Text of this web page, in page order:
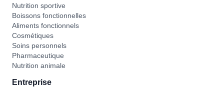
Nutrition sportive
Boissons fonctionnelles
Aliments fonctionnels
Cosmétiques
Soins personnels
Pharmaceutique
Nutrition animale
Entreprise